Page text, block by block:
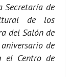
Secretaría de
de los
del Salón de
de
el Centro de